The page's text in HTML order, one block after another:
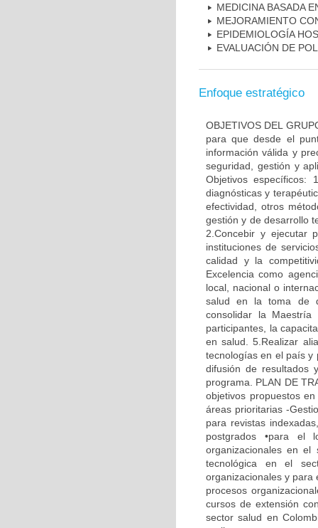
MEDICINA BASADA
MEJORAMIENTO
EPIDEMIOLOGÍA
EVALUACIÓN DE
Enfoque estratégico
OBJETIVOS DEL
para que desde el
información válida y
seguridad, gestión y
Objetivos específicos:
diagnósticas y
efectividad, otros
gestión y de desarrollo
2.Concebir y ejecutar
instituciones de
calidad y la
Excelencia como
local, nacional o
salud en la toma de
consolidar la Maestría
participantes, la
en salud. 5.Realizar
tecnologías en el país y
difusión de resultados
programa. PLAN DE
objetivos propuestos
áreas prioritarias -
para revistas
postgrados •para el
organizacionales en
tecnológica en el
organizacionales y para
procesos
cursos de extensión
sector salud en